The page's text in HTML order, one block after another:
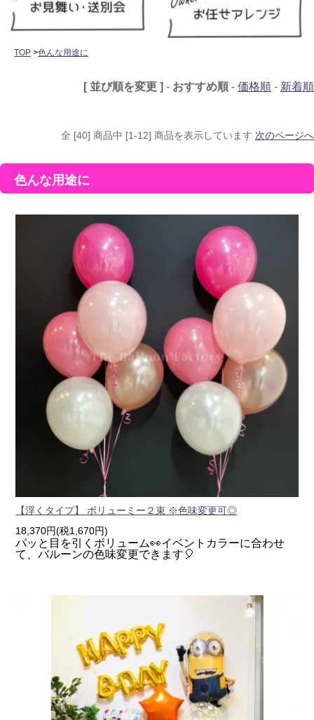
TOP >色んな用途に
[ 並び順を変更 ] - おすすめ順 - 価格順 - 新着順
全 [40] 商品中 [1-12] 商品を表示しています 次のページへ
色んな用途に
【浮くタイプ】 ボリューミー２束 ※色味変更可◎
18,370円(税1,670円)
パッと目を引くボリューム👀イベントカラーに合わせ
て、バルーンの色味変更できます🎈